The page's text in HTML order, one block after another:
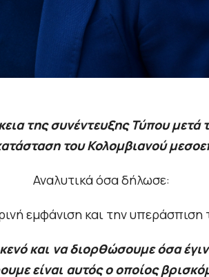
της συνέντευξης Τύπου μετά
του Κολομβιανού
Αναλυτικά όσα δήλωσε:
εμφάνιση και την υπεράσπιση
και να διορθώσουμε όσα
είναι αυτός ο οποίος